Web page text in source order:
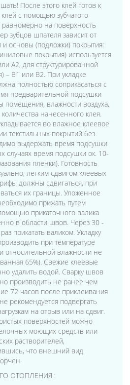
После этого клей готов к
с помощью зубчатого
на поверхность
зубцов шпателя зависит от
и основы (подложки) покрытия:
покрытия) используется
А2, для структурированной
– B1 или В2. При укладке
полностью соприкасаться с
предварительной подсушки
помещения, влажности воздуха,
нанесенного клея.
во влажное клеевое
текстильных покрытий без
выдержать время подсушки
случаях время подсушки ок. 10-
пленки). Готовность
легким сдвигом клеевых
должны сдвигаться, при
их границы. Уложенное
прижать путем
прикаточного валика
в области швов. Через 30 -
прикатать валиком. Укладку
при температуре
относительной влажности не
65%). Свежие клеевые
удалить водой. Сварку швов
производить не ранее чем
72 часов после приклеивания
рекомендуется подвергать
на отрыв или на сдвиг.
поверхностей можно
моющих средств или
растворителей,
что внешний вид
ОТОПЛЕНИЯ :